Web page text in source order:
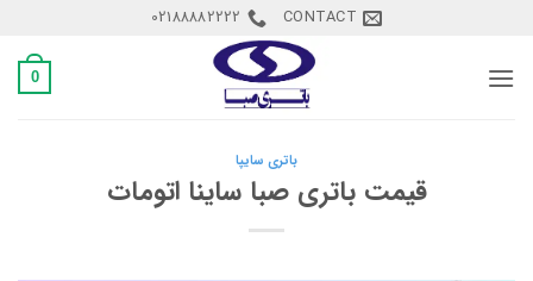
content
CONTACT
02188882222
0
باتری سایپا
قیمت باتری صبا ساینا اتومات